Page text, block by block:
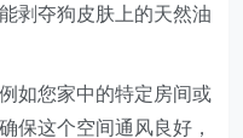
剥夺狗皮肤上的天然油
如您家中的特定房间或
保这个空间通风良好，